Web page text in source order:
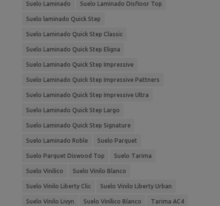
Suelo Laminado Suelo Laminado Disfloor Top
Suelo laminado Quick Step
Suelo Laminado Quick Step Classic
Suelo Laminado Quick Step Eligna
Suelo Laminado Quick Step Impressive
Suelo Laminado Quick Step Impressive Pattners
Suelo Laminado Quick Step Impressive Ultra
Suelo Laminado Quick Step Largo
Suelo Laminado Quick Step Signature
Suelo Laminado Roble Suelo Parquet
Suelo Parquet Diswood Top Suelo Tarima
Suelo Vinilico Suelo Vinilo Blanco
Suelo Vinilo Liberty Clic Suelo Vinilo Liberty Urban
Suelo Vinilo Livyn Suelo Vinílico Blanco Tarima AC4